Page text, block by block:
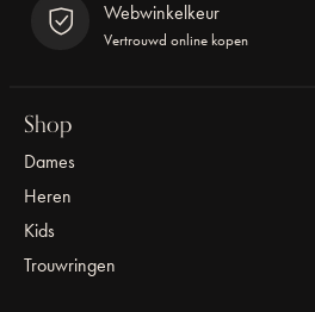
Webwinkelkeur
Vertrouwd online kopen
Shop
Dames
Heren
Kids
Trouwringen